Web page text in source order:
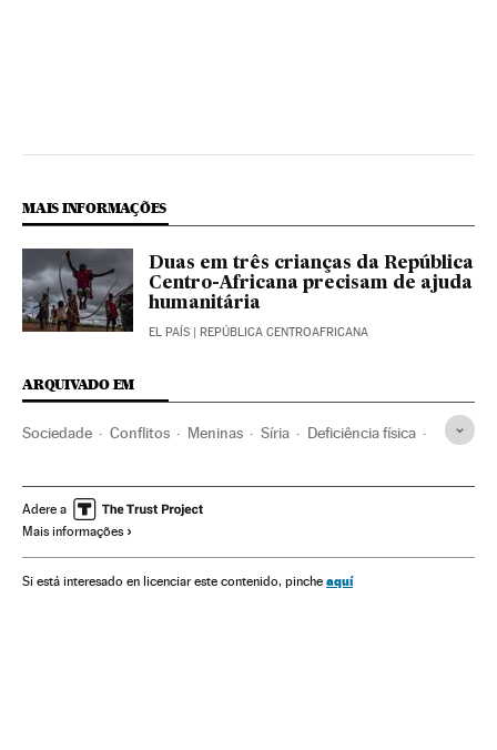
MAIS INFORMAÇÕES
Duas em três crianças da República
Centro-Africana precisam de ajuda
humanitária
EL PAÍS | REPÚBLICA CENTROAFRICANA
ARQUIVADO EM
Sociedade Conflitos Meninas Síria Deficiência física
Oriente médio Ásia
Adere a
Mais informações
Si está interesado en licenciar este contenido, pinche aquí